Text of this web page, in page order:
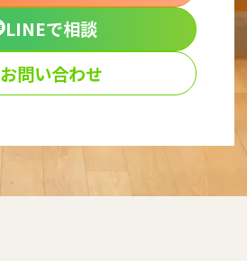
LINEで相談
お問い合わせ